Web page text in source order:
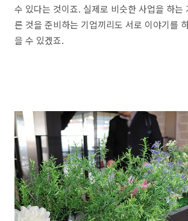
수 있다는 것이죠. 실제로 비슷한 사업을 하는
른 것을 준비하는 기업끼리도 서로 이야기를
을 수 있겠죠.